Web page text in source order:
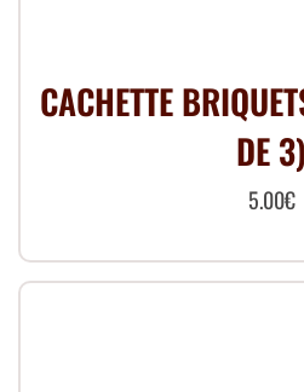
CACHETTE
DE 3)
5.00€